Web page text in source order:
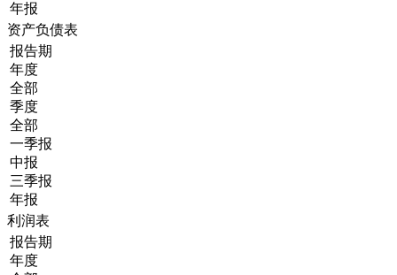
年报
资产负债表
报告期
年度
全部
季度
全部
一季报
中报
三季报
年报
利润表
报告期
年度